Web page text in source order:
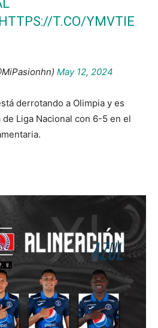
HTTPS://T.CO/YMVTIE
May 12, 2024
derrotando a Olimpia y es
Liga Nacional con 6-5 en el